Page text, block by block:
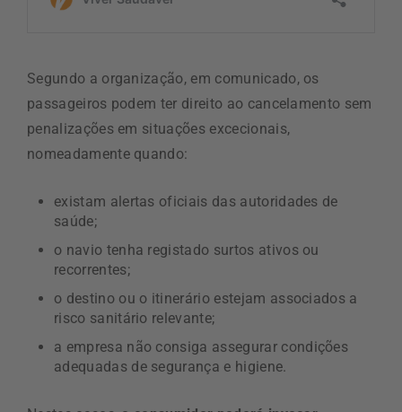
Segundo a organização, em comunicado, os
passageiros podem ter direito ao cancelamento sem
penalizações em situações excecionais,
nomeadamente quando:
existam alertas oficiais das autoridades de
saúde;
o navio tenha registado surtos ativos ou
recorrentes;
o destino ou o itinerário estejam associados a
risco sanitário relevante;
a empresa não consiga assegurar condições
adequadas de segurança e higiene.